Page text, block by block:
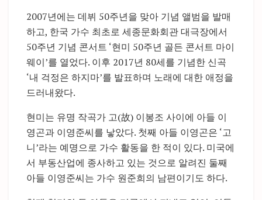
2007년에는 데뷔 50주년을 맞아 기념 앨범을 발매
하고, 한국 가수 최초로 세종문화회관 대극장에서
50주년 기념 콘서트 ‘현미 50주년 골든 콘서트 마이
웨이’를 열었다. 이후 2017년 80세를 기념한 신곡
‘내 걱정은 하지마’를 발표하며 노래에 대한 애정을
드러내왔다.
현미는 유명 작곡가 고(故) 이봉조 사이에 아들 이
영곤과 이영준씨를 낳았다. 첫째 아들 이영곤은 ‘고
니’라는 예명으로 가수 활동을 한 적이 있다. 미국에
서 부동산업에 종사하고 있는 것으로 알려진 둘째
아들 이영준씨는 가수 원준희의 남편이기도 하다.